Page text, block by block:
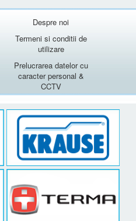
Despre noi
Termeni si conditii de
utilizare
Prelucrarea datelor cu
caracter personal &
CCTV